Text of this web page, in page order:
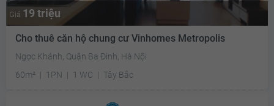
Giá 19 triệu
Cho thuê căn hộ chung cư Vinhomes Metropolis
Ngọc Khánh, Quận Ba Đình, Hà Nội
60m²
1PN 1 WC Tây Bắc